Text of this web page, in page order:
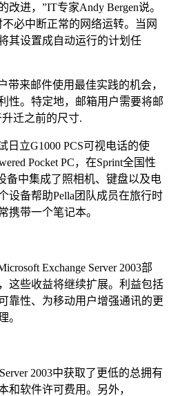
进，”IT专家Andy Bergen说。
必中断正常的网络运转。当网
其设置成自动运行的计划任
来邮件使用最佳实践的机会，
性。特定地，邮箱用户需要将邮
迁之前的尺寸.
立G1000 PCS可视电话的使
Pocket PC，在Sprint全国性
备中集成了照相机、键盘以及电
设备帮助Pella团队成员在旅行时
携带一个笔记本。
Exchange Server 2003部
这些收益将继续扩展。利益包括
靠性、为移动用户增强通讯的更
。
2003中获取了更低的总拥有
和软件许可费用。另外，